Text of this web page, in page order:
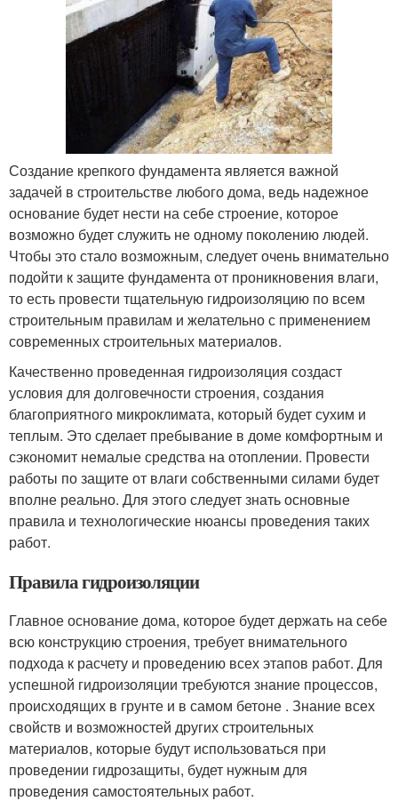
Создание крепкого фундамента является важной
задачей в строительстве любого дома, ведь надежное
основание будет нести на себе строение, которое
возможно будет служить не одному поколению людей.
Чтобы это стало возможным, следует очень внимательно
подойти к защите фундамента от проникновения влаги,
то есть провести тщательную гидроизоляцию по всем
строительным правилам и желательно с применением
современных строительных материалов.
Качественно проведенная гидроизоляция создаст
условия для долговечности строения, создания
благоприятного микроклимата, который будет сухим и
теплым. Это сделает пребывание в доме комфортным и
сэкономит немалые средства на отоплении. Провести
работы по защите от влаги собственными силами будет
вполне реально. Для этого следует знать основные
правила и технологические нюансы проведения таких
работ.
Правила гидроизоляции
Главное основание дома, которое будет держать на себе
всю конструкцию строения, требует внимательного
подхода к расчету и проведению всех этапов работ. Для
успешной гидроизоляции требуются знание процессов,
происходящих в грунте и в самом бетоне . Знание всех
свойств и возможностей других строительных
материалов, которые будут использоваться при
проведении гидрозащиты, будет нужным для
проведения самостоятельных работ.